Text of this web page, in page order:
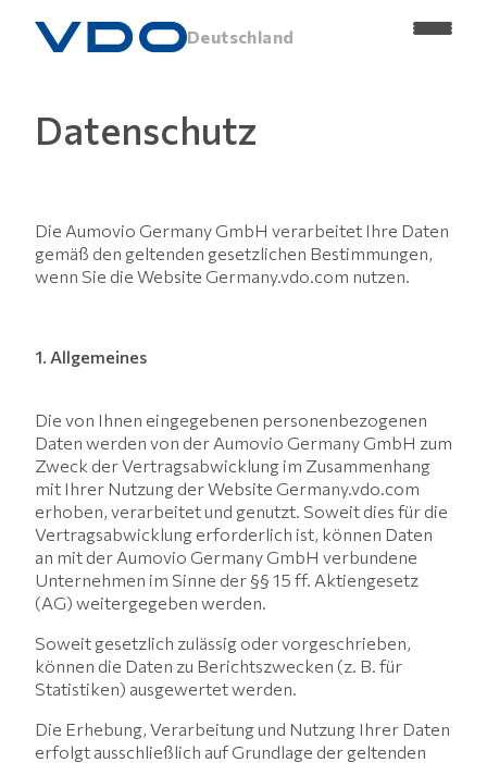
Deutschland
Datenschutz
Die Aumovio Germany GmbH verarbeitet Ihre Daten
gemäß den geltenden gesetzlichen Bestimmungen,
wenn Sie die Website Germany.vdo.com nutzen.
1. Allgemeines
Die von Ihnen eingegebenen personenbezogenen
Daten werden von der Aumovio Germany GmbH zum
Zweck der Vertragsabwicklung im Zusammenhang
mit Ihrer Nutzung der Website Germany.vdo.com
erhoben, verarbeitet und genutzt. Soweit dies für die
Vertragsabwicklung erforderlich ist, können Daten
an mit der Aumovio Germany GmbH verbundene
Unternehmen im Sinne der §§ 15 ff. Aktiengesetz
(AG) weitergegeben werden.
Soweit gesetzlich zulässig oder vorgeschrieben,
können die Daten zu Berichtszwecken (z. B. für
Statistiken) ausgewertet werden.
Die Erhebung, Verarbeitung und Nutzung Ihrer Daten
erfolgt ausschließlich auf Grundlage der geltenden